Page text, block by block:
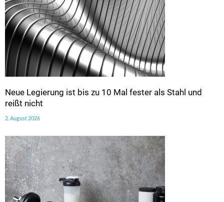
Neue Legierung ist bis zu 10 Mal fester als Stahl und
reißt nicht
2. August 2026